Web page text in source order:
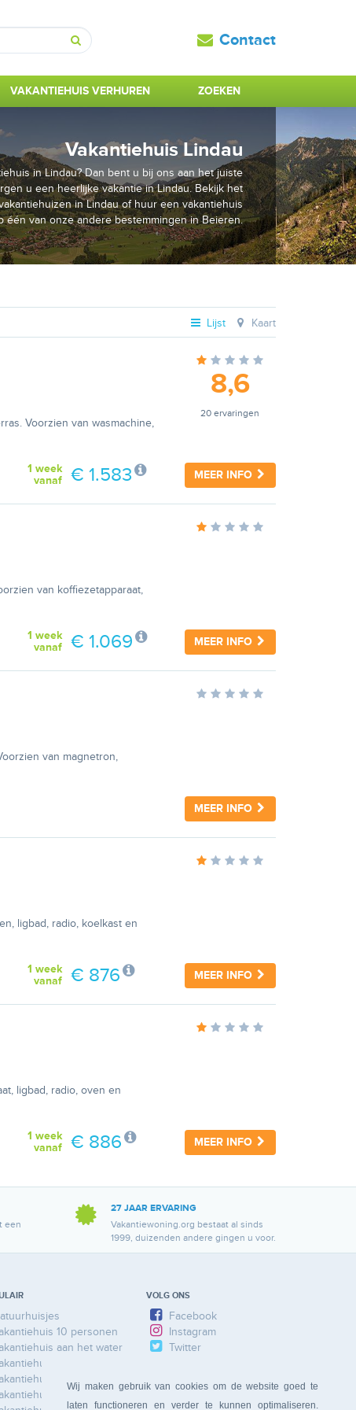
Wij maken gebruik van cookies om de website goed te
laten functioneren en verder te kunnen optimaliseren.
Zoeken
Contact
VAKANTIEHUIS VERHUREN ZOEKEN
Vakantiehuis Lindau
in Lindau? Dan bent u bij ons aan het juiste
u een heerlijke vakantie in Lindau. Bekijk het
in Lindau of huur een vakantiehuis
één van onze andere bestemmingen in Beieren.
Lijst Kaart
Voorzien van wasmachine,
8,6
20 ervaringen
MEER INFO
1 week
vanaf
€ 1.583
van koffiezetapparaat,
MEER INFO
1 week
vanaf
€ 1.069
van magnetron,
MEER INFO
ligbad, radio, koelkast en
MEER INFO
1 week
vanaf
€ 876
ligbad, radio, oven en
MEER INFO
1 week
vanaf
€ 886
een
27 JAAR ERVARING
Vakantiewoning.org bestaat al sinds
1999, duizenden andere gingen u voor.
10 personen
aan het water
Ardennen
Duitsland
Frankrijk
VOLG ONS
Facebook
Instagram
Twitter